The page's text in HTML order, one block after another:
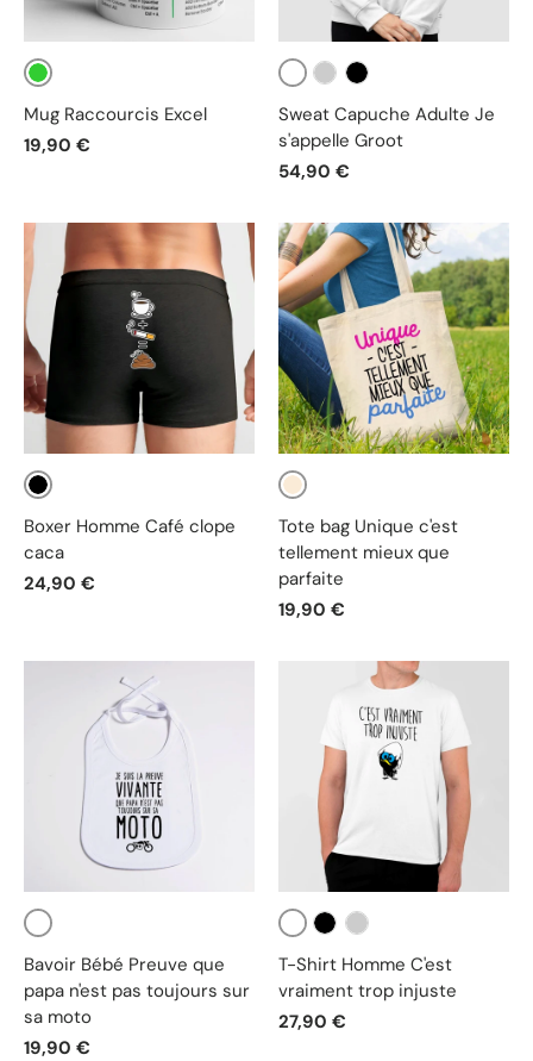
Vert
Mug Raccourcis Excel
19,90 €
Blanc
Sweat Capuche Adulte Je
s'appelle Groot
54,90 €
Noir
Boxer Homme Café clope
caca
24,90 €
Beige
Tote bag Unique c'est
tellement mieux que
parfaite
19,90 €
Blanc
Bavoir Bébé Preuve que
papa n'est pas toujours sur
sa moto
19,90 €
Blanc
T-Shirt Homme C'est
vraiment trop injuste
27,90 €